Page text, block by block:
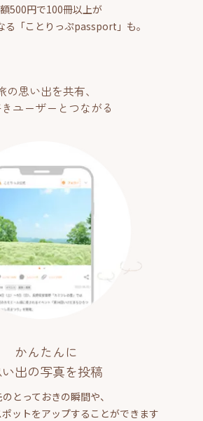
500円で100冊以上が
る「ことりっぷpassport」も。
の思い出を共有、
ユーザーとつながる
かんたんに
出の写真を投稿
とっておきの瞬間や、
ットをアップすることができます